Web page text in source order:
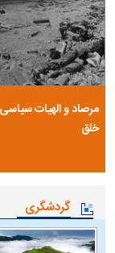
مرصاد و الهیات
خلق
گردشگری